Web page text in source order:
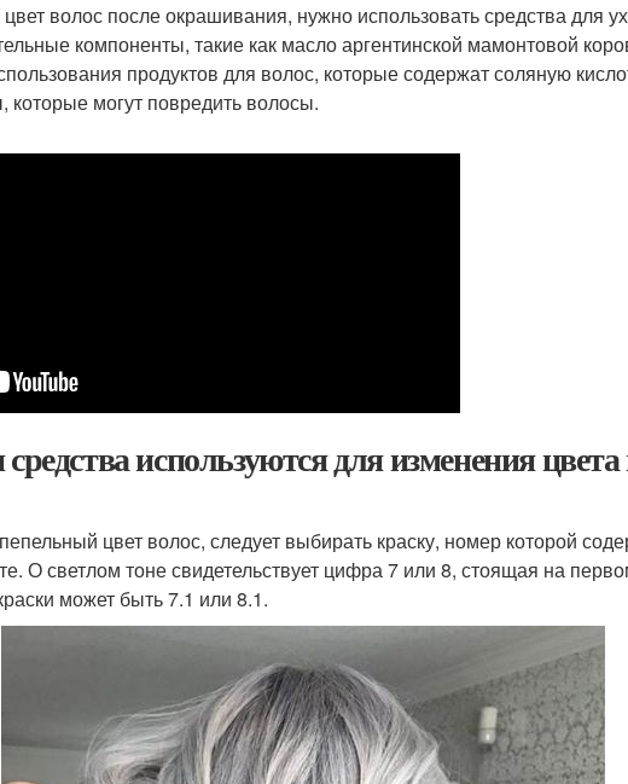
волос после окрашивания, нужно использовать средства для
компоненты, такие как масло аргентинской мамонтовой
продуктов для волос, которые содержат соляную
которые могут повредить волосы.
используются для изменения цвета
цвет волос, следует выбирать краску, номер которой
О светлом тоне свидетельствует цифра 7 или 8, стоящая на
может быть 7.1 или 8.1.